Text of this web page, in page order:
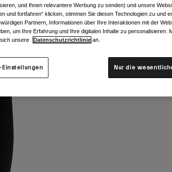
und Ihnen relevantere Werbung zu senden) und unsere
und fortfahren“ klicken, stimmen Sie diesen Technologien zu und
Partnern, Informationen über Ihre Interaktionen mit der
um Ihre Erfahrung und Ihre digitalen Inhalte zu personalisieren.
unsere
Datenschutzrichtlinie an.
Einstellungen Nur die